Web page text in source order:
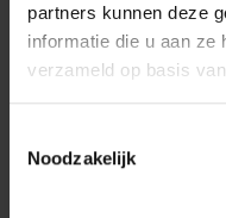
partners kunnen deze
informatie die u aan ze
verzameld op basis
Noodzakelijk
niet blind op de
plaatse om met
data geeft ons
betreffende woningen
duidelijk beeld van